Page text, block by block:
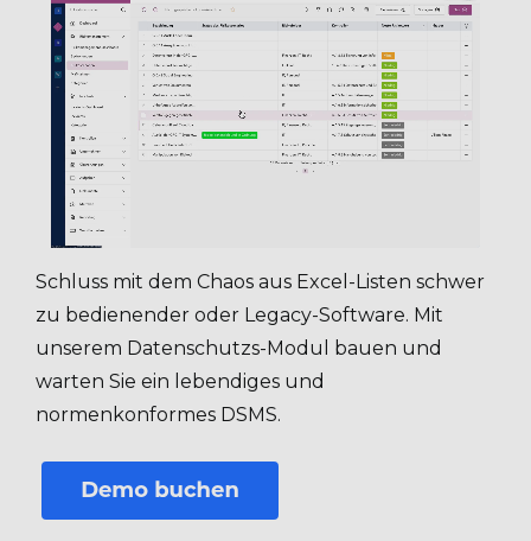
Schluss mit dem Chaos aus Excel-Listen schwer
zu bedienender oder Legacy-Software. Mit
unserem Datenschutzs-Modul bauen und
warten Sie ein lebendiges und
normenkonformes DSMS.